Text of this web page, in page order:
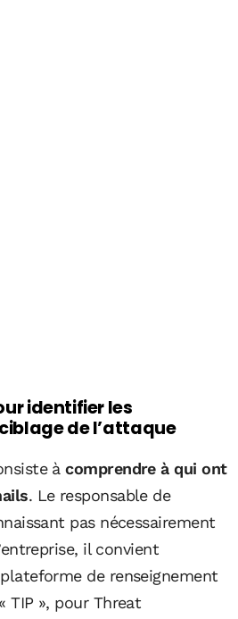
identifier les
de l’attaque
àcomprendre à qui ont
. Le responsable de
pas nécessairement
il convient
de renseignement
TIP », pour Threat